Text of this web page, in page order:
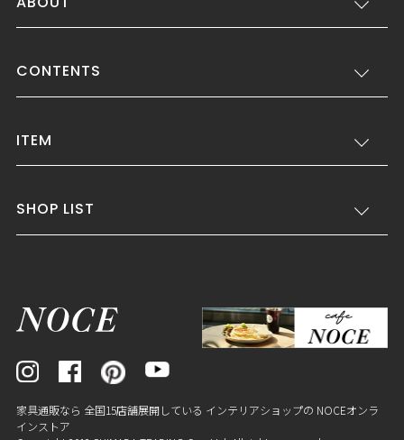
CONTENTS
ITEM
SHOP LIST
家具通販なら 全国15店舗展開している インテリアショップの NOCEオンラ
インストア